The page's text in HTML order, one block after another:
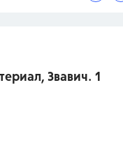
Звавич. 1